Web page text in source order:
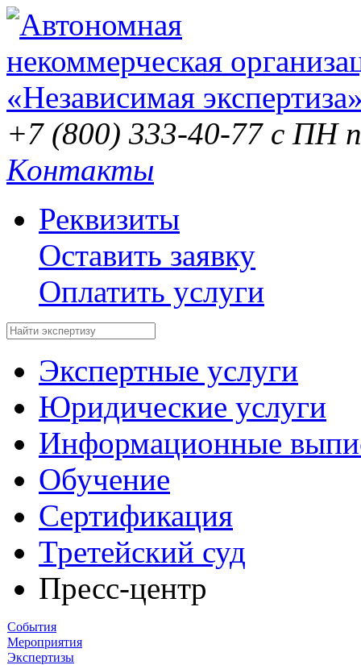
+7 (800) 333-40-77 с ПН
Контакты
Реквизиты
Оставить заявку
Оплатить услуги
Экспертные услуги
Юридические услуги
Информационные
Обучение
Сертификация
Третейский суд
Пресс-центр
События
Мероприятия
Экспертизы